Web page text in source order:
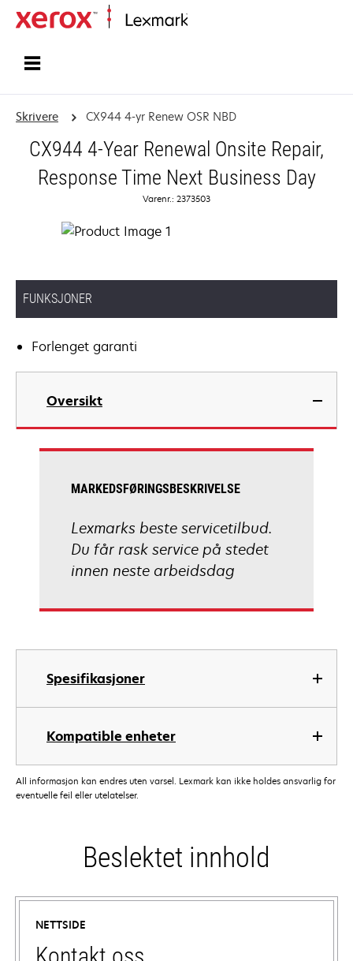
Skrivere CX944 4-yr Renew OSR NBD
CX944 4-Year Renewal Onsite Repair,
Response Time Next Business Day
Varenr.: 2373503
FUNKSJONER
Forlenget garanti
Oversikt
Spesifikasjoner
Kompatible enheter
MARKEDSFØRINGSBESKRIVELSE
Lexmarks beste servicetilbud.
Du får rask service på stedet
innen neste arbeidsdag
All informasjon kan endres uten varsel. Lexmark kan ikke holdes ansvarlig for
eventuelle feil eller utelatelser.
Beslektet innhold
NETTSIDE